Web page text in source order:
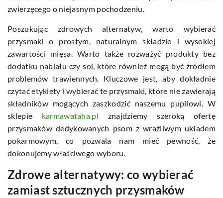
zwierzęcego o niejasnym pochodzeniu.
Poszukując zdrowych alternatyw, warto wybierać
przysmaki o prostym, naturalnym składzie i wysokiej
zawartości mięsa. Warto także rozważyć produkty bez
dodatku nabiału czy soi, które również mogą być źródłem
problemów trawiennych. Kluczowe jest, aby dokładnie
czytać etykiety i wybierać te przysmaki, które nie zawierają
składników mogących zaszkodzić naszemu pupilowi. W
sklepie karmawataha.pl znajdziemy szeroką ofertę
przysmaków dedykowanych psom z wrażliwym układem
pokarmowym, co pozwala nam mieć pewność, że
dokonujemy właściwego wyboru.
Zdrowe alternatywy: co wybierać
zamiast sztucznych przysmaków